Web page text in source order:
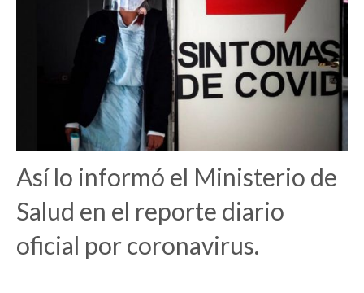
Así lo informó el Ministerio de
Salud en el reporte diario
oficial por coronavirus.